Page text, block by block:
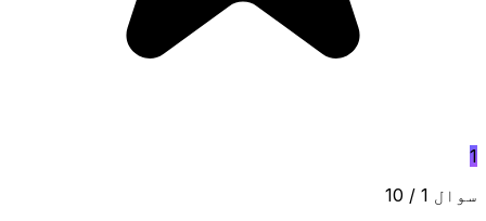
1
سوال 1 / 10